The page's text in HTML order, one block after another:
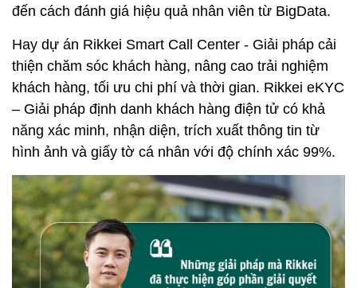
đến cách đánh giá hiệu quả nhân viên từ BigData.
Hay dự án Rikkei Smart Call Center - Giải pháp cải
thiện chăm sóc khách hàng, nâng cao trải nghiệm
khách hàng, tối ưu chi phí và thời gian. Rikkei eKYC
– Giải pháp định danh khách hàng điện tử có khả
năng xác minh, nhận diện, trích xuất thông tin từ
hình ảnh và giấy tờ cá nhân với độ chính xác 99%.